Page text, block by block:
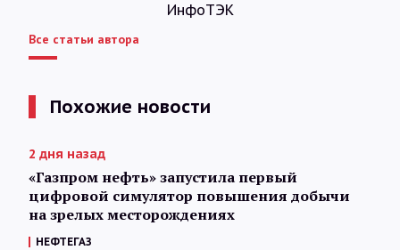
ИнфоТЭК
Все статьи автора
Похожие новости
2 дня назад
«Газпром нефть» запустила первый
цифровой симулятор повышения добычи
на зрелых месторождениях
НЕФТЕГАЗ